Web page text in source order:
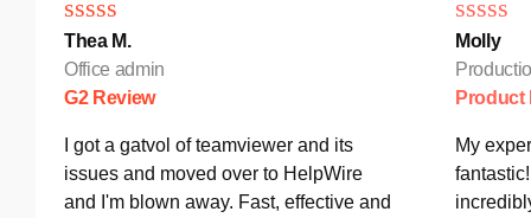
Thea M.
Office admin
G2 Review
I got a gatvol of teamviewer and its
issues and moved over to HelpWire
and I'm blown away. Fast, effective and
Molly
Product
My